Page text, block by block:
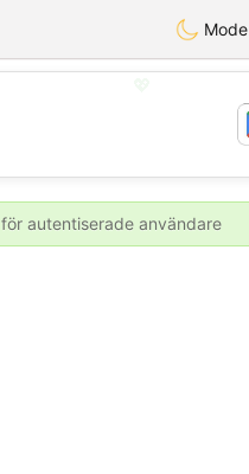
Mode
autentiserade användare